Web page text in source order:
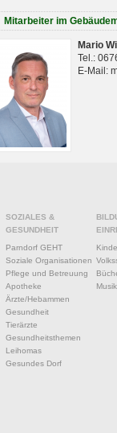
Mitarbeiter im
Mario
Tel.:
E-Mail:
SOZIALES &
GESUNDHEIT
Parndorf GEHT
Soziale Organisationen
Pflege und Betreuung
Apotheke
Ärzte/Hebammen
Gesundheit
Tierärzte
Gesundheitsthemen
Leihomas
Gesundes Dorf